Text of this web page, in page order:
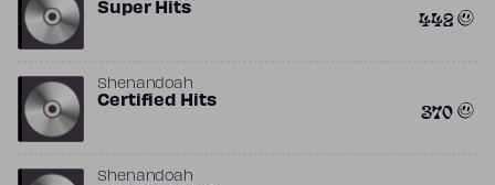
Super Hits 442
Shenandoah
Certified Hits 370
Shenandoah